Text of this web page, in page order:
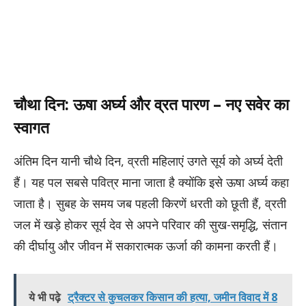
चौथा दिन: ऊषा अर्घ्य और व्रत पारण – नए सवेर का
स्वागत
अंतिम दिन यानी चौथे दिन, व्रती महिलाएं उगते सूर्य को अर्घ्य देती
हैं। यह पल सबसे पवित्र माना जाता है क्योंकि इसे ऊषा अर्घ्य कहा
जाता है। सुबह के समय जब पहली किरणें धरती को छूती हैं, व्रती
जल में खड़े होकर सूर्य देव से अपने परिवार की सुख-समृद्धि, संतान
की दीर्घायु और जीवन में सकारात्मक ऊर्जा की कामना करती हैं।
ये भी पढ़े ट्रैक्टर से कुचलकर किसान की हत्या, जमीन विवाद में 8